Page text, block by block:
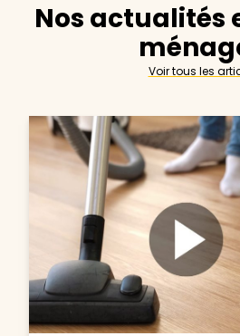
Nos actualités
Voir tous les